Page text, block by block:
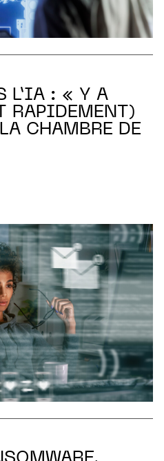
L’IA : « Y A
RAPIDEMENT)
CHAMBRE DE